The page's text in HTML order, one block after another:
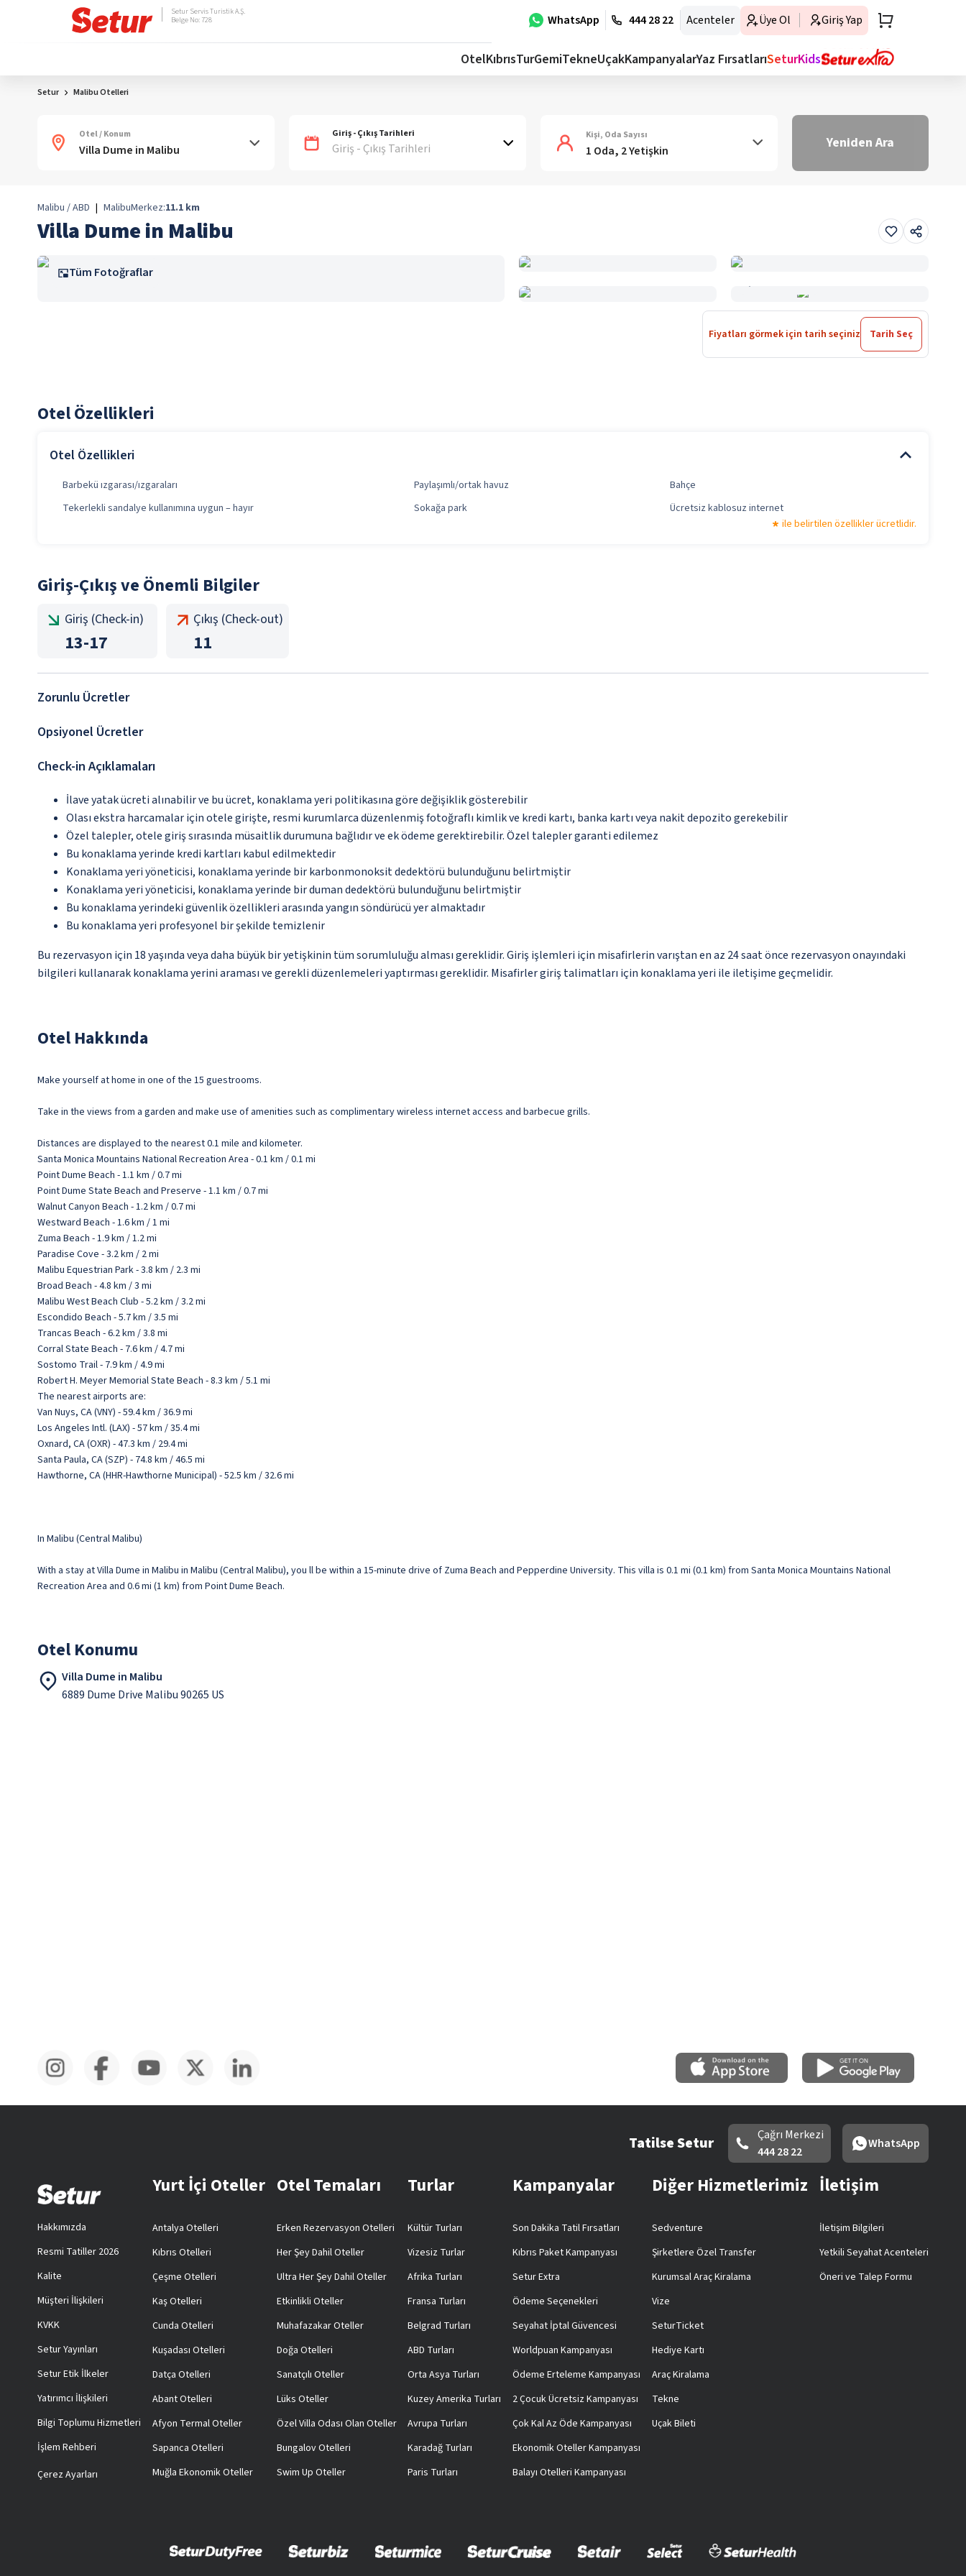
WhatsApp 444 28 22 Acenteler Üye Ol Giriş Yap
Setur Servis Turistik A.Ş.
Belge No: 728
OtelKıbrısTurGemiTekneUçakKampanyalarYaz FırsatlarıSeturKids
Setur Malibu Otelleri
Otel / Konum Giriş - Çıkış Tarihleri
Giriş - Çıkış Tarihleri
Kişi, Oda Sayısı
1 Oda, 2 Yetişkin Yeniden Ara
Malibu / ABD | MalibuMerkez:11.1 km
Villa Dume in Malibu
Tüm Fotoğraflar
Fiyatları görmek için tarih seçiniz Tarih Seç
Otel Özellikleri
Otel Özellikleri
Barbekü ızgarası/ızgaraları Paylaşımlı/ortak havuz
Bahçe
Tekerlekli sandalye kullanımına uygun – hayır
Sokağa park
Ücretsiz kablosuz internet
ile belirtilen özellikler ücretlidir.
Giriş-Çıkış ve Önemli Bilgiler
Giriş (Check-in)
13-17
Çıkış (Check-out)
11
Zorunlu Ücretler
Opsiyonel Ücretler
Check-in Açıklamaları
İlave yatak ücreti alınabilir ve bu ücret, konaklama yeri politikasına göre değişiklik gösterebilir
Olası ekstra harcamalar için otele girişte, resmi kurumlarca düzenlenmiş fotoğraflı kimlik ve kredi kartı, banka kartı veya nakit depozito gerekebilir
Özel talepler, otele giriş sırasında müsaitlik durumuna bağlıdır ve ek ödeme gerektirebilir. Özel talepler garanti edilemez
Bu konaklama yerinde kredi kartları kabul edilmektedir
Konaklama yeri yöneticisi, konaklama yerinde bir karbonmonoksit dedektörü bulunduğunu belirtmiştir
Konaklama yeri yöneticisi, konaklama yerinde bir duman dedektörü bulunduğunu belirtmiştir
Bu konaklama yerindeki güvenlik özellikleri arasında yangın söndürücü yer almaktadır
Bu konaklama yeri profesyonel bir şekilde temizlenir
Bu rezervasyon için 18 yaşında veya daha büyük bir yetişkinin tüm sorumluluğu alması gereklidir. Giriş işlemleri için misafirlerin varıştan en az 24 saat önce rezervasyon onayındaki
bilgileri kullanarak konaklama yerini araması ve gerekli düzenlemeleri yaptırması gereklidir. Misafirler giriş talimatları için konaklama yeri ile iletişime geçmelidir.
Otel Hakkında
Make yourself at home in one of the 15 guestrooms.
Take in the views from a garden and make use of amenities such as complimentary wireless internet access and barbecue grills.
Distances are displayed to the nearest 0.1 mile and kilometer.
Santa Monica Mountains National Recreation Area - 0.1 km / 0.1 mi
Point Dume Beach - 1.1 km / 0.7 mi
Point Dume State Beach and Preserve - 1.1 km / 0.7 mi
Walnut Canyon Beach - 1.2 km / 0.7 mi
Westward Beach - 1.6 km / 1 mi
Zuma Beach - 1.9 km / 1.2 mi
Paradise Cove - 3.2 km / 2 mi
Malibu Equestrian Park - 3.8 km / 2.3 mi
Broad Beach - 4.8 km / 3 mi
Malibu West Beach Club - 5.2 km / 3.2 mi
Escondido Beach - 5.7 km / 3.5 mi
Trancas Beach - 6.2 km / 3.8 mi
Corral State Beach - 7.6 km / 4.7 mi
Sostomo Trail - 7.9 km / 4.9 mi
Robert H. Meyer Memorial State Beach - 8.3 km / 5.1 mi
The nearest airports are:
Van Nuys, CA (VNY) - 59.4 km / 36.9 mi
Los Angeles Intl. (LAX) - 57 km / 35.4 mi
Oxnard, CA (OXR) - 47.3 km / 29.4 mi
Santa Paula, CA (SZP) - 74.8 km / 46.5 mi
Hawthorne, CA (HHR-Hawthorne Municipal) - 52.5 km / 32.6 mi
In Malibu (Central Malibu)
With a stay at Villa Dume in Malibu in Malibu (Central Malibu), you ll be within a 15-minute drive of Zuma Beach and Pepperdine University. This villa is 0.1 mi (0.1 km) from Santa Monica Mountains National
Recreation Area and 0.6 mi (1 km) from Point Dume Beach.
Otel Konumu
Villa Dume in Malibu
6889 Dume Drive Malibu 90265 US
Tatilse Setur
Çağrı Merkezi
444 28 22
WhatsApp
Hakkımızda
Resmi Tatiller 2026
Kalite
Müşteri İlişkileri
KVKK
Setur Yayınları
Setur Etik İlkeler
Yatırımcı İlişkileri
Bilgi Toplumu Hizmetleri
İşlem Rehberi
Çerez Ayarları
Yurt İçi Oteller
Antalya Otelleri
Kıbrıs Otelleri
Çeşme Otelleri
Kaş Otelleri
Cunda Otelleri
Kuşadası Otelleri
Datça Otelleri
Abant Otelleri
Afyon Termal Oteller
Sapanca Otelleri
Muğla Ekonomik Oteller
Otel Temaları
Erken Rezervasyon Otelleri
Her Şey Dahil Oteller
Ultra Her Şey Dahil Oteller
Etkinlikli Oteller
Muhafazakar Oteller
Doğa Otelleri
Sanatçılı Oteller
Lüks Oteller
Özel Villa Odası Olan Oteller
Bungalov Otelleri
Swim Up Oteller
Turlar
Kültür Turları
Vizesiz Turlar
Afrika Turları
Fransa Turları
Belgrad Turları
ABD Turları
Orta Asya Turları
Kuzey Amerika Turları
Avrupa Turları
Karadağ Turları
Paris Turları
Kampanyalar
Son Dakika Tatil Fırsatları
Kıbrıs Paket Kampanyası
Setur Extra
Ödeme Seçenekleri
Seyahat İptal Güvencesi
Worldpuan Kampanyası
Ödeme Erteleme Kampanyası
2 Çocuk Ücretsiz Kampanyası
Çok Kal Az Öde Kampanyası
Ekonomik Oteller Kampanyası
Balayı Otelleri Kampanyası
Diğer Hizmetlerimiz
Sedventure
Şirketlere Özel Transfer
Kurumsal Araç Kiralama
Vize
SeturTicket
Hediye Kartı
Araç Kiralama
Tekne
Uçak Bileti
İletişim
İletişim Bilgileri
Yetkili Seyahat Acenteleri
Öneri ve Talep Formu